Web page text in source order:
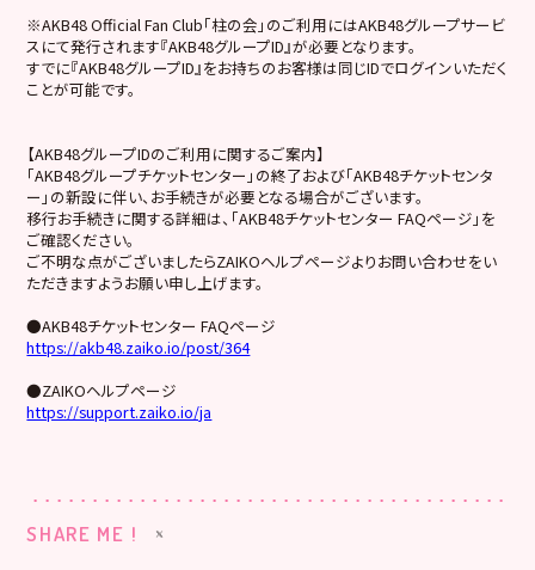
※AKB48 Official Fan Club「柱の会」のご利用にはAKB48グループサービ
スにて発行されます『AKB48グループID』が必要となります。
すでに『AKB48グループID』をお持ちのお客様は同じIDでログインいただく
ことが可能です。
【AKB48グループIDのご利用に関するご案内】
「AKB48グループチケットセンター」の終了および「AKB48チケットセンタ
ー」の新設に伴い、お手続きが必要となる場合がございます。
移行お手続きに関する詳細は、「AKB48チケットセンター FAQページ」を
ご確認ください。
ご不明な点がございましたらZAIKOヘルプページよりお問い合わせをい
ただきますようお願い申し上げます。
●AKB48チケットセンター FAQページ
https://akb48.zaiko.io/post/364
●ZAIKOヘルプページ
https://support.zaiko.io/ja
SHARE ME !